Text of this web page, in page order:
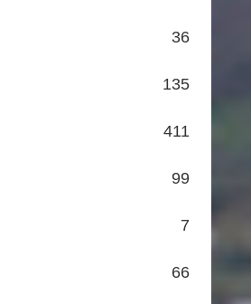
36
135
411
99
7
66